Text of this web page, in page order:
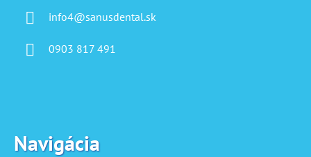
info4@sanusdental.sk
0903 817 491
Navigácia